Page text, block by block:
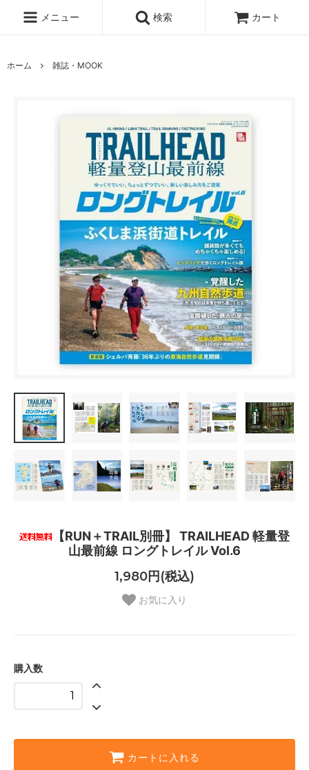
メニュー 検索 カート
ホーム 雑誌・MOOK
【RUN＋TRAIL別冊】 TRAILHEAD 軽量登
山最前線 ロングトレイル Vol.6
1,980円(税込)
お気に入り
購入数
カートに入れる